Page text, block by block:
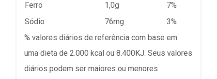
Ferro
1,0g
7%
Sódio
76mg
3%
% valores diários de referência com base em
uma dieta de 2.000 kcal ou 8.400KJ. Seus valores
diários podem ser maiores ou menores